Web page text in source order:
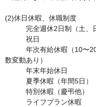
(2)休日休暇、休職制度
完全週休2日制（土、日
祝日
年次有給休暇（10〜20
数変動あり）
年末年始休日
夏季休暇（年間5日）
特別休暇（慶弔他）
ライフプラン休暇